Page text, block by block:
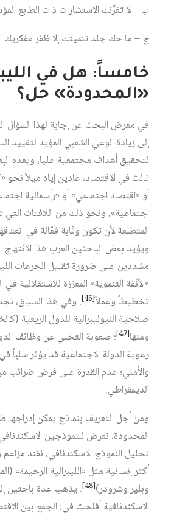
ب – لا تغرَّنك الاستشارات ذات الطابع
ج – ما حك جلد تنميتك إلا ظفر مفكريك
خامساً: هل في
«المحدودة» حل؟
في معرض البحث عن إجابة لهذا السؤال
إلى زيادة الوعي الشعبي المؤيد
لتحقيق أهداف مجتمعية عليا، ويعده
ثالث في الاقتصاد، عادين إياه ميلاً نحو
أو «اقتصاد اجتماعي» أو «رأسمالية
اجتماعية»، ونحو ذلك من اللافتات التي
المتطلعة لأن تكون وثّابة فعّالة في
ويؤيد بعض الباحثين العرب هذا الانتهاج
مشددين على ضرورة تقليل الجرعات
«الأنَفة التنموية» المعززة للاستقلالية في
تخطيطاً وعملاً[46]
. وفي هذا السياق،
صلاحية النيوليبرالية للدول الريعية
ومنها[47]
: صعوبة التخلي عن وظائف
رعوية الدولة الاجتماعية قد يؤثر سلباً
والأمني؛ عدم القدرة على فرض ضرائب
الديمقراطي.
ومن أجل التعريف بنماذج يمكن إدراجها
المحدودة، نعرض للنموذجين
تحليل النموذج الاسكندنافي، نفند
أكثر إنسانية مثل «الليبرالية الرحيمة»
وبلير وشرودر)[48]
. يذهب عدة باحثين
الاسكندنافية أفلحت في: الجمع بين